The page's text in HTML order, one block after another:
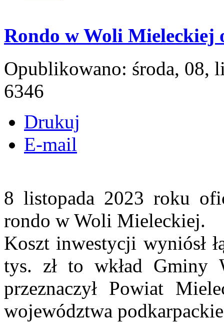
Rondo w Woli Mieleckiej
Opublikowano: środa, 08,
6346
Drukuj
E-mail
8 listopada 2023 roku
rondo w Woli Mieleckiej.
Koszt inwestycji wyniósł
tys. zł to wkład Gminy
przeznaczył Powiat
województwa